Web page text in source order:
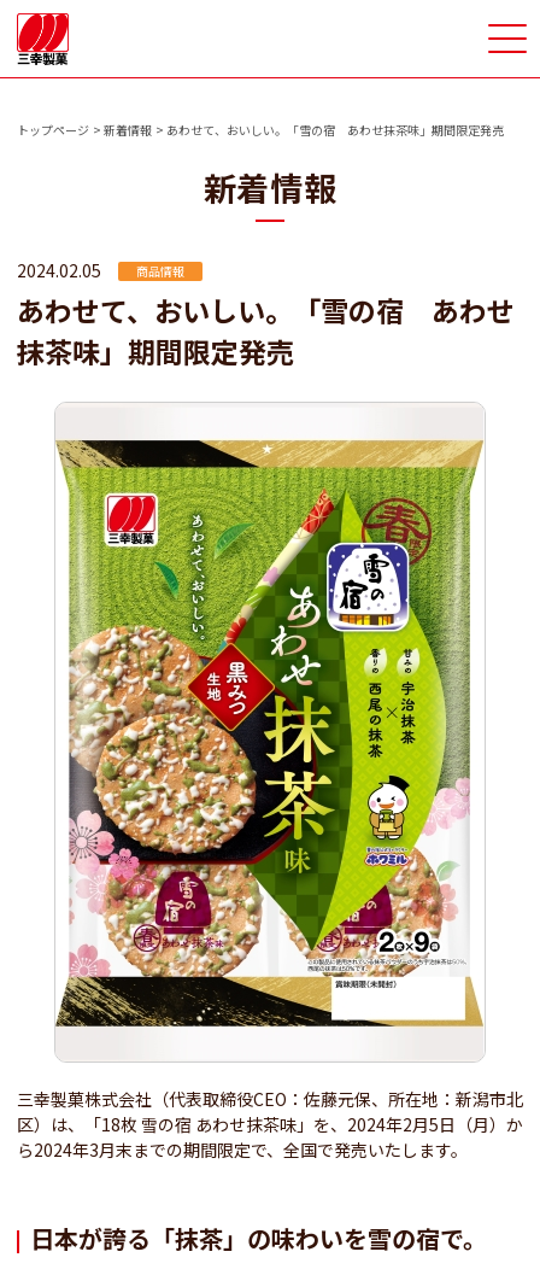
トップページ 新着情報 あわせて、おいしい。「雪の宿 あわせ抹茶味」期間限定発売
新着情報
2024.02.05 商品情報
あわせて、おいしい。「雪の宿 あわせ
抹茶味」期間限定発売
三幸製菓株式会社（代表取締役CEO：佐藤元保、所在地：新潟市北
区）は、「18枚 雪の宿 あわせ抹茶味」を、2024年2月5日（月）か
ら2024年3月末までの期間限定で、全国で発売いたします。
日本が誇る「抹茶」の味わいを雪の宿で。